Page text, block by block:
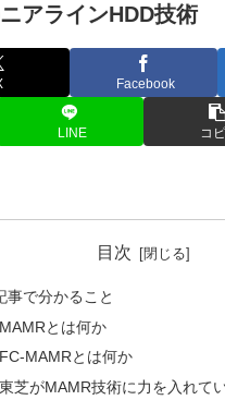
アラインHDD技術
Facebook
LINE コ
目次
事で分かること
とは何か
MAMRとは何か
芝がMAMR技術に力を入れて